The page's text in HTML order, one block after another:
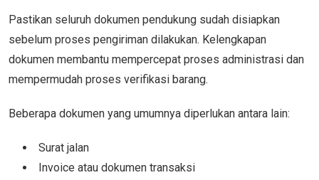
Pastikan seluruh dokumen pendukung sudah disiapkan
sebelum proses pengiriman dilakukan. Kelengkapan
dokumen membantu mempercepat proses administrasi dan
mempermudah proses verifikasi barang.
Beberapa dokumen yang umumnya diperlukan antara lain:
Surat jalan
Invoice atau dokumen transaksi